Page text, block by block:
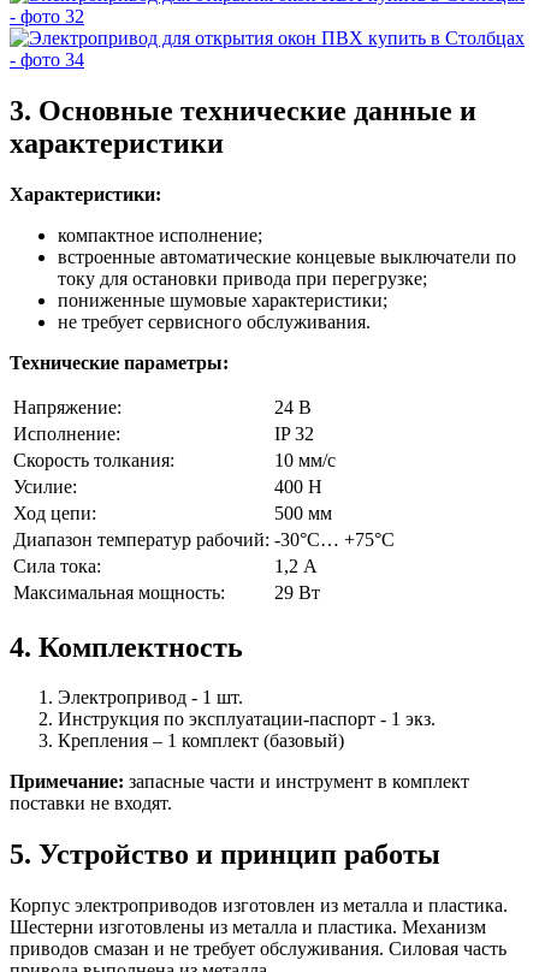
3. Основные технические данные и
характеристики
Характеристики:
компактное исполнение;
встроенные автоматические концевые выключатели по
току для остановки привода при перегрузке;
пониженные шумовые характеристики;
не требует сервисного обслуживания.
Технические параметры:
Напряжение:
24 В
Исполнение:
IP 32
Скорость толкания:
10 мм/с
Усилие:
400 Н
Ход цепи:
500 мм
Диапазон температур рабочий: -30°С… +75°С
Сила тока:
1,2 А
Максимальная мощность:
29 Вт
4. Комплектность
Электропривод - 1 шт.
Инструкция по эксплуатации-паспорт - 1 экз.
Крепления – 1 комплект (базовый)
Примечание: запасные части и инструмент в комплект
поставки не входят.
5. Устройство и принцип работы
Корпус электроприводов изготовлен из металла и пластика.
Шестерни изготовлены из металла и пластика. Механизм
приводов смазан и не требует обслуживания. Силовая часть